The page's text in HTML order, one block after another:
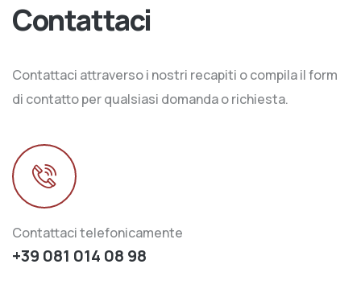
Contattaci
Contattaci attraverso i nostri recapiti o compila il form
di contatto per qualsiasi domanda o richiesta.
Contattaci telefonicamente
+39 081 014 08 98